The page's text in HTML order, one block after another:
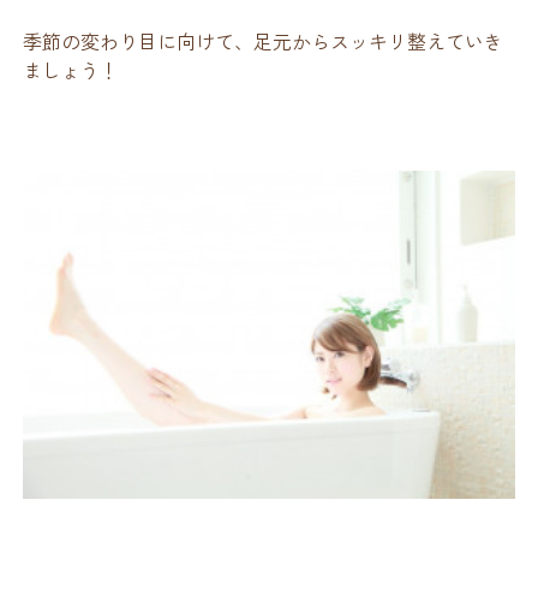
季節の変わり目に向けて、足元からスッキリ整えていき
ましょう！